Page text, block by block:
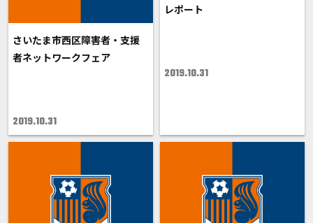
さいたま市西区障害者・支援
者ネットワークフェア
2019.10.31
レポート
2019.10.31